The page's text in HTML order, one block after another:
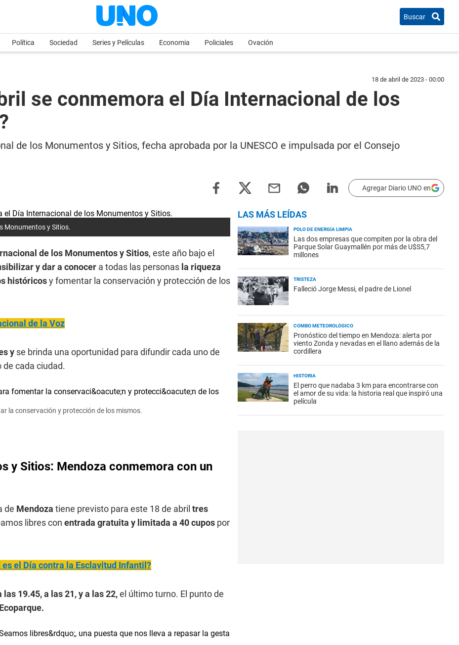
Buscar
Política Sociedad Series y Películas Economia Policiales Ovación
18 de abril de 2023 - 00:00
se conmemora el Día Internacional de los
de los Monumentos y Sitios, fecha aprobada por la UNESCO e impulsada por el Consejo
Agregar Diario UNO en
Monumentos y Sitios.
de los Monumentos y Sitios, este año bajo el
y dar a conocer a todas las personas la riqueza
históricosy fomentar la conservación y protección de los
de la Voz
y se brinda una oportunidad para difundir cada uno de
cada ciudad.
la conservación y protección de los mismos.
y Sitios: Mendoza conmemora con un
de Mendoza tiene previsto para este 18 de abril tres
libres con entrada gratuita y limitada a 40 cupos por
el Día contra la Esclavitud Infantil?
las 19.45, a las 21, y a las 22,el último turno. El punto de
LAS MÁS LEÍDAS
POLO DE ENERGÍA LIMPIA
Las dos empresas que compiten por la obra del
Parque Solar Guaymallén por más de U$S5,7
millones
TRISTEZA
Falleció Jorge Messi, el padre de Lionel
COMBO METEOROLÓGICO
Pronóstico del tiempo en Mendoza: alerta por
viento Zonda y nevadas en el llano además de la
cordillera
HISTORIA
El perro que nadaba 3 km para encontrarse con
el amor de su vida: la historia real que inspiró una
película